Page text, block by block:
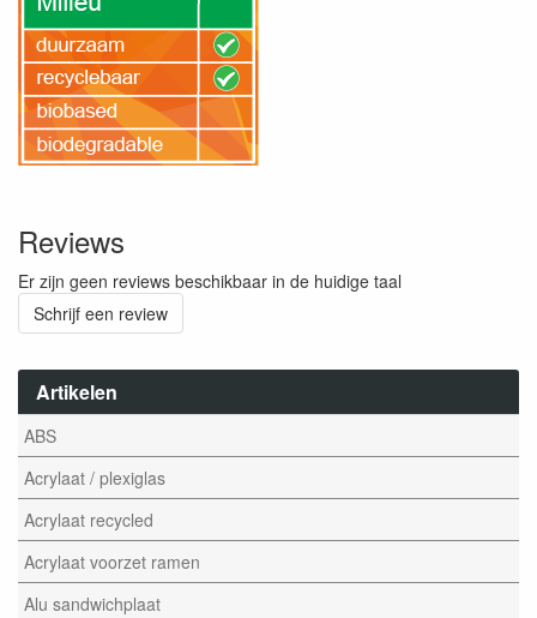
Artikelen
ABS
Acrylaat / plexiglas
Acrylaat recycled
Acrylaat voorzet ramen
Alu sandwichplaat
Reviews
Er zijn geen reviews beschikbaar in de huidige taal
Schrijf een review